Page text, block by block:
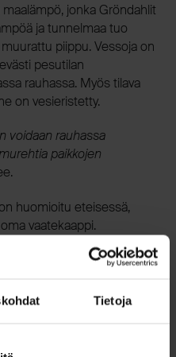
Tietoja
jonka Gröndahlit
ja tunnelmaa tuo
piippu. Vessoja on
pesutilan
rauhassa. Myös tilava
on vesieristetty.
voidaan rauhassa
paikkojen
huomioitu eteisessä,
vaatekaappi.